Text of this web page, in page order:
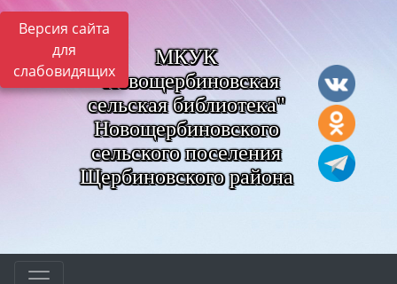
Версия сайта
для
слабовидящих
МКУК
"Новощербиновская
сельская библиотека"
Новощербиновского
сельского поселения
Щербиновского района